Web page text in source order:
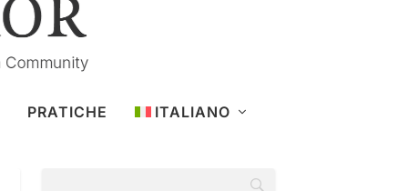
PRATICHE ITALIANO